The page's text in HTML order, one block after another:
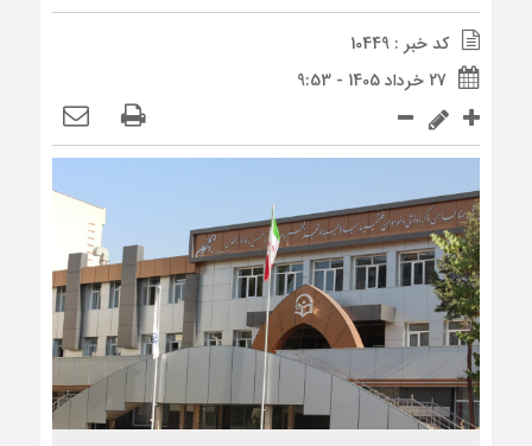
کد خبر : 10449
27 خرداد 1405 - 9:53